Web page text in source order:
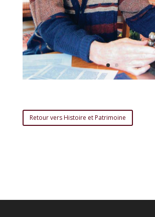
Retour vers Histoire et Patrimoine